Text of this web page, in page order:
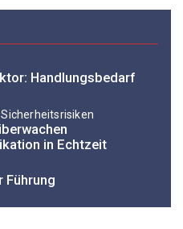
Handlungsbedarf
in Echtzeit
Führung